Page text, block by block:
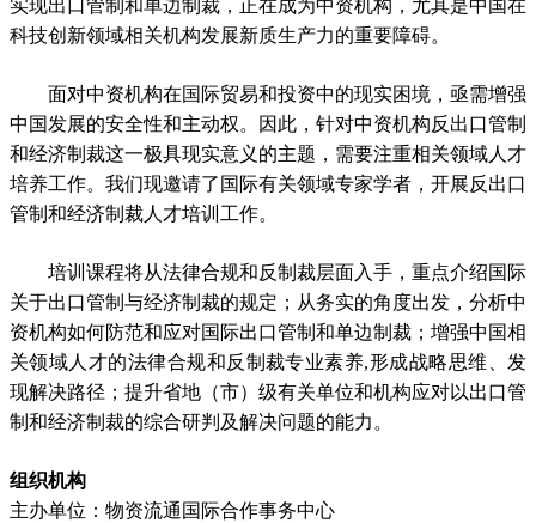
实现出口管制和单边制裁，正在成为中资机构，尤其是中国在
科技创新领域相关机构发展新质生产力的重要障碍。
面对中资机构在国际贸易和投资中的现实困境，亟需增强
中国发展的安全性和主动权。因此，针对中资机构反出口管制
和经济制裁这一极具现实意义的主题，需要注重相关领域人才
培养工作。我们现邀请了国际有关领域专家学者，开展反出口
管制和经济制裁人才培训工作。
培训课程将从法律合规和反制裁层面入手，重点介绍国际
关于出口管制与经济制裁的规定；从务实的角度出发，分析中
资机构如何防范和应对国际出口管制和单边制裁；增强中国相
关领域人才的法律合规和反制裁专业素养,形成战略思维、发
现解决路径；提升省地（市）级有关单位和机构应对以出口管
制和经济制裁的综合研判及解决问题的能力。
组织机构
主办单位：物资流通国际合作事务中心